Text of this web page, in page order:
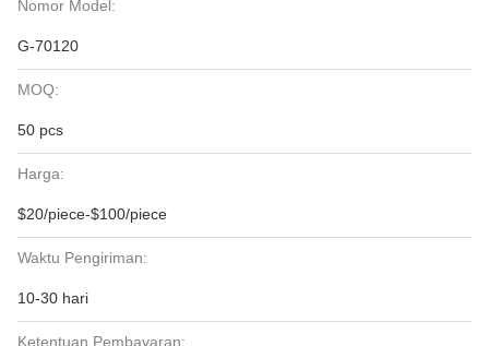
Nomor Model:
G-70120
MOQ:
50 pcs
Harga:
$20/piece-$100/piece
Waktu Pengiriman:
10-30 hari
Ketentuan Pembayaran: